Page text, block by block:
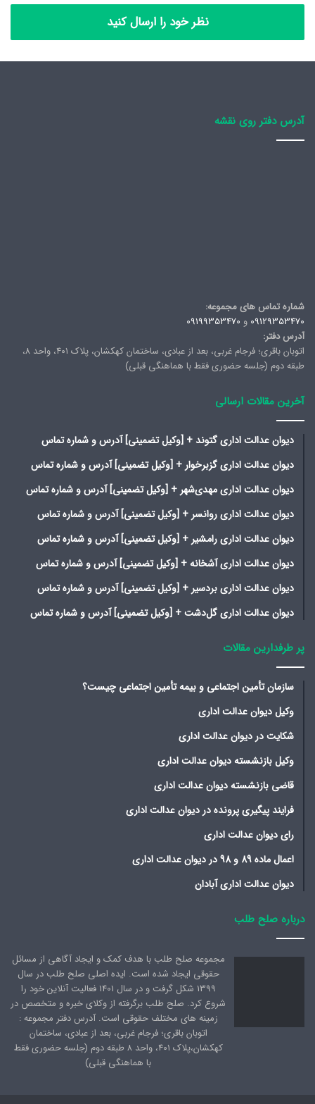
نظر خود را ارسال کنید
آدرس دفتر روی نقشه
شماره تماس های مجموعه:
09129353470 و 09199353470
آدرس دفتر:
اتوبان باقری؛ فرجام غربی، بعد از عبادی، ساختمان کهکشان، پلاک ۴۰۱، واحد ۸،
طبقه دوم (جلسه حضوری فقط با هماهنگی قبلی)
آخرین مقالات ارسالی
دیوان عدالت اداری گتوند + [وکیل تضمینی] آدرس و شماره تماس
دیوان عدالت اداری گزبرخوار + [وکیل تضمینی] آدرس و شماره تماس
دیوان عدالت اداری مهدی‌شهر + [وکیل تضمینی] آدرس و شماره تماس
دیوان عدالت اداری روانسر + [وکیل تضمینی] آدرس و شماره تماس
دیوان عدالت اداری رامشیر + [وکیل تضمینی] آدرس و شماره تماس
دیوان عدالت اداری آشخانه + [وکیل تضمینی] آدرس و شماره تماس
دیوان عدالت اداری بردسیر + [وکیل تضمینی] آدرس و شماره تماس
دیوان عدالت اداری گل‌دشت + [وکیل تضمینی] آدرس و شماره تماس
پر طرفدارین مقالات
سازمان تأمین اجتماعی و بیمه تأمین اجتماعی چیست؟
وکیل دیوان عدالت اداری
شکایت در دیوان عدالت اداری
وکیل بازنشسته دیوان عدالت اداری
قاضی بازنشسته دیوان عدالت اداری
فرایند پیگیری پرونده در دیوان عدالت اداری
رای دیوان عدالت اداری
اعمال ماده 89 و 98 در دیوان عدالت اداری
دیوان عدالت اداری آبادان
درباره صلح طلب
مجموعه صلح طلب با هدف کمک و ایجاد آگاهی از مسائل
حقوقی ایجاد شده است. ایده اصلی صلح طلب در سال
1399 شکل گرفت و در سال 1401 فعالیت آنلاین خود را
شروع کرد. صلح طلب برگرفته از وکلای خبره و متخصص در
زمینه های مختلف حقوقی است. آدرس دفتر مجموعه :
اتوبان باقری؛ فرجام غربی، بعد از عبادی، ساختمان
کهکشان،پلاک ۴۰۱، واحد ۸ طبقه دوم (جلسه حضوری فقط
با هماهنگی قبلی)